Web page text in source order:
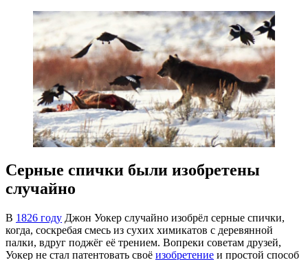
Серные спички были изобретены
случайно
В 1826 году Джон Уокер случайно изобрёл серные спички,
когда, соскребая смесь из сухих химикатов с деревянной
палки, вдруг поджёг её трением. Вопреки советам друзей,
Уокер не стал патентовать своё изобретение и простой способ